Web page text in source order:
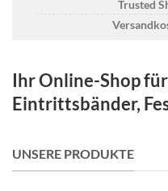
Trusted
Ihr Online-Shop
Eintrittsbänder,
UNSERE PRODUKTE